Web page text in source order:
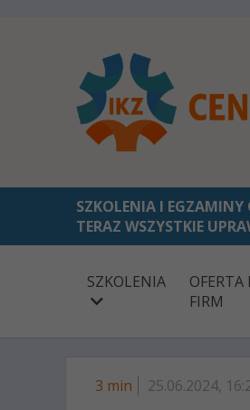
SZKOLENIA I EGZAMINY
TERAZ WSZYSTKIE
SZKOLENIA
OFERTA
FIRM
3 min 25.06.2024,